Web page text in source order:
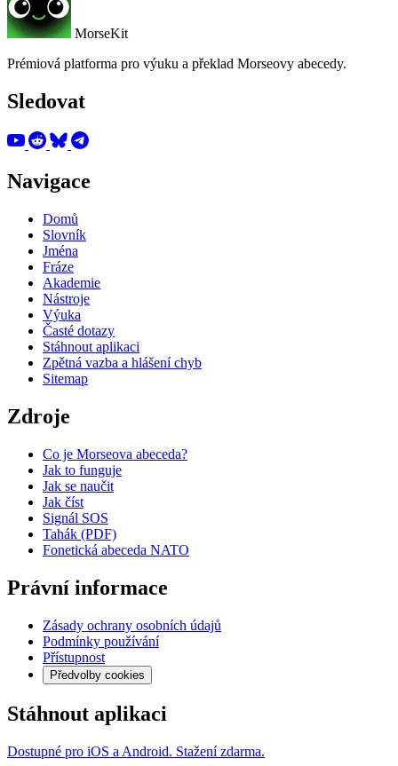
MorseKit
Prémiová platforma pro výuku a překlad Morseovy abecedy.
Sledovat
Navigace
Domů
Slovník
Jména
Fráze
Akademie
Nástroje
Výuka
Časté dotazy
Stáhnout aplikaci
Zpětná vazba a hlášení chyb
Sitemap
Zdroje
Co je Morseova abeceda?
Jak to funguje
Jak se naučit
Jak číst
Signál SOS
Tahák (PDF)
Fonetická abeceda NATO
Právní informace
Zásady ochrany osobních údajů
Podmínky používání
Přístupnost
Předvolby cookies
Stáhnout aplikaci
Dostupné pro iOS a Android. Stažení zdarma.